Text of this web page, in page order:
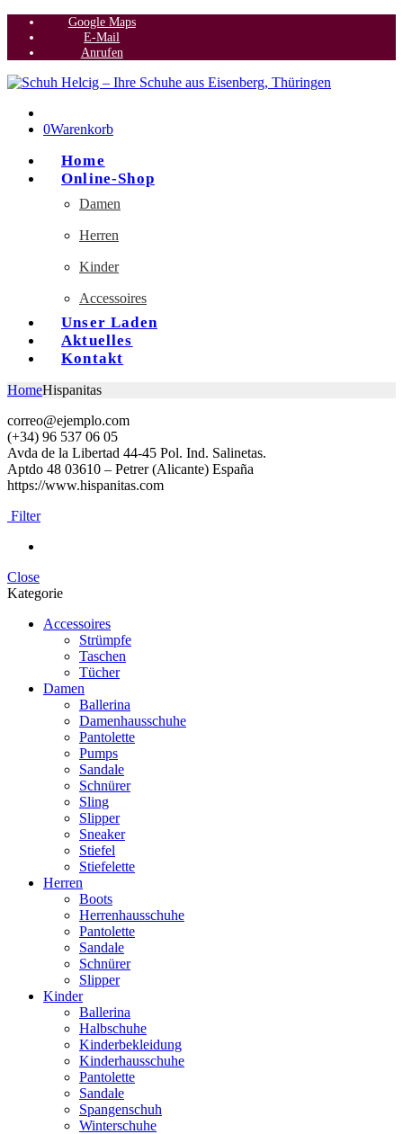
Google Maps
E-Mail
Anrufen
0Warenkorb
Home
Online-Shop
Damen
Herren
Kinder
Accessoires
Unser Laden
Aktuelles
Kontakt
HomeHispanitas
correo@ejemplo.com
(+34) 96 537 06 05
Avda de la Libertad 44-45 Pol. Ind. Salinetas.
Aptdo 48 03610 – Petrer (Alicante) España
https://www.hispanitas.com
Filter
Close
Kategorie
Accessoires
Strümpfe
Taschen
Tücher
Damen
Ballerina
Damenhausschuhe
Pantolette
Pumps
Sandale
Schnürer
Sling
Slipper
Sneaker
Stiefel
Stiefelette
Herren
Boots
Herrenhausschuhe
Pantolette
Sandale
Schnürer
Slipper
Kinder
Ballerina
Halbschuhe
Kinderbekleidung
Kinderhausschuhe
Pantolette
Sandale
Spangenschuh
Winterschuhe